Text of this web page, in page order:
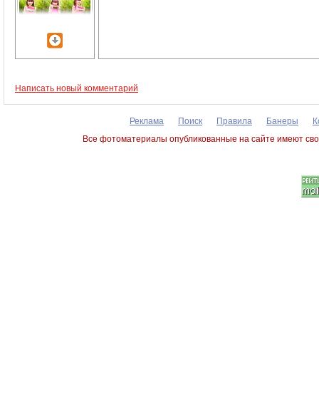
Написать новый комментарий
Реклама Поиск Правила Банеры
Все фотоматериалы опубликованные на сайте имеют